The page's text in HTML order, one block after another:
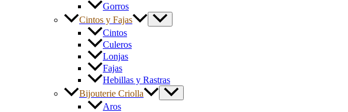
Gorros
Cintos y Fajas
Cintos
Culeros
Lonjas
Fajas
Hebillas y Rastras
Bijouterie Criolla
Aros